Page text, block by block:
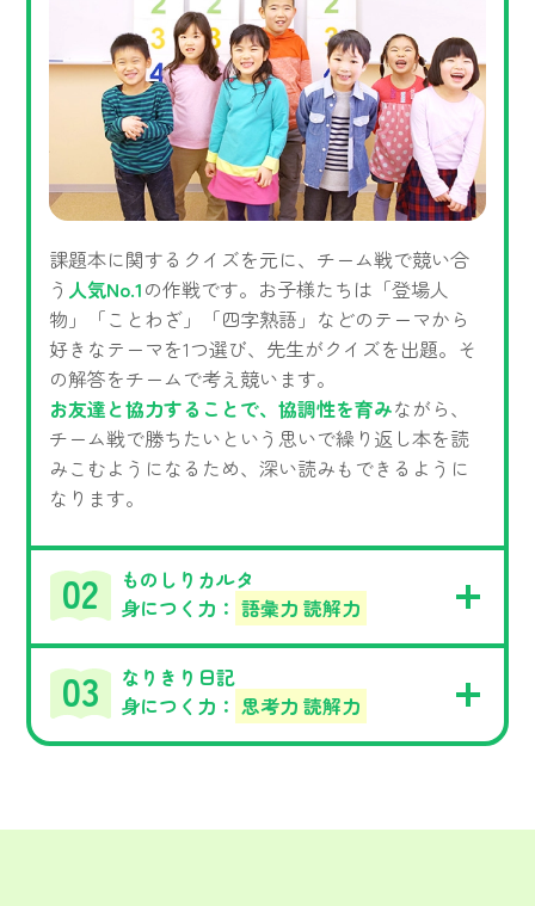
課題本に関するクイズを元に、チーム戦で競い合
う 人気No.1の作戦です。お子様たちは「登場人
物」「ことわざ」「四字熟語」などのテーマから
好きなテーマを1つ選び、先生がクイズを出題。そ
の解答をチームで考え競います。
お友達と協力することで、協調性を育みながら、
チーム戦で勝ちたいという思いで繰り返し本を読
みこむようになるため、深い読みもできるように
なります。
ものしりカルタ
身につく力： 語彙力 読解力
なりきり日記
身につく力： 思考力 読解力